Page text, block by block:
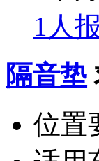
1人
隔音垫
位置